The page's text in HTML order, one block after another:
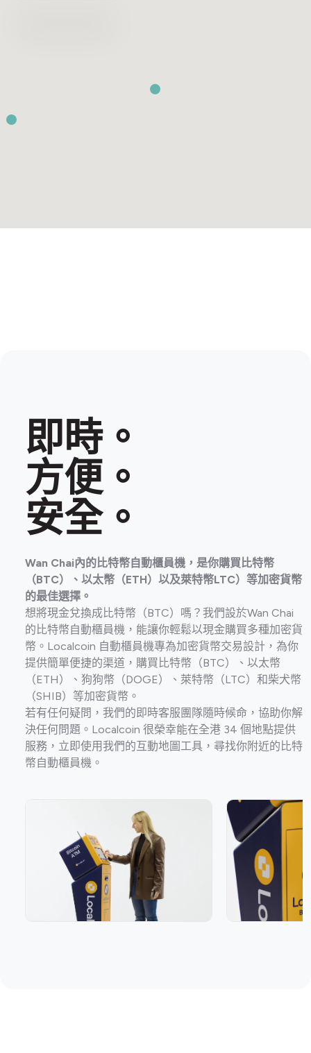
即時。
方便。
安全。
Wan Chai內的比特幣自動櫃員機，是你購買比特幣
（BTC）、以太幣（ETH）以及萊特幣LTC）等加密貨幣
的最佳選擇。
想將現金兌換成比特幣（BTC）嗎？我們設於Wan Chai
的比特幣自動櫃員機，能讓你輕鬆以現金購買多種加密貨
幣。Localcoin 自動櫃員機專為加密貨幣交易設計，為你
提供簡單便捷的渠道，購買比特幣（BTC）、以太幣
（ETH）、狗狗幣（DOGE）、萊特幣（LTC）和柴犬幣
（SHIB）等加密貨幣。
若有任何疑問，我們的即時客服團隊隨時候命，協助你解
決任何問題。Localcoin 很榮幸能在全港 34 個地點提供
服務，立即使用我們的互動地圖工具，尋找你附近的比特
幣自動櫃員機。